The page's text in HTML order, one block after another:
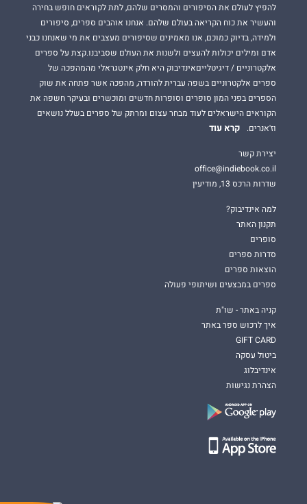
להפיץ לעולם את הסיפורים והמסרים שלהם, לתת לקוראים חופש בחירה
והעשיר את כוח הקריאה בעולם שלהם. אנחנו אוהבים ספרים, סיפורים
ולמידה, בדיוק כמוכם, אנו מאמינים שסיפורים מעצבים את מי שאנחנו כבני
אדם ומילים יכולות להעצים ולשנות את העולם שסביבנו.קצת על ספרים
אלקטרוניים / דיגיטלייםאינדיבוק היא חלק אינטגראלי מהמהפכה של
ספרים אלקטרוניים בשפה עברית להורדה, מהפכה אשר פתחה את שוק
הספרים בפני המון סופרים וסופרות חדשים ומוכשרים ובעיקר חשפה את
הקוראים הישראלים לעוד מבחר עצום ומרתק של ספרים בשלל נושאים
וז'אנרים.
קרא עוד
יצירת קשר
office@indiebook.co.il
שדרות הרכס 13, מודיעין
למה אינדיבוק?
תקנון האתר
סופרים
סדרות ספרים
הוצאות ספרים
ספרים במבצעים ושיתופי פעולה
קניה באתר - שו"ת
איך לרכוש ספר באתר
GIFT CARD
ביטול עסקה
אינדיבלוג
הצהרת נגישות